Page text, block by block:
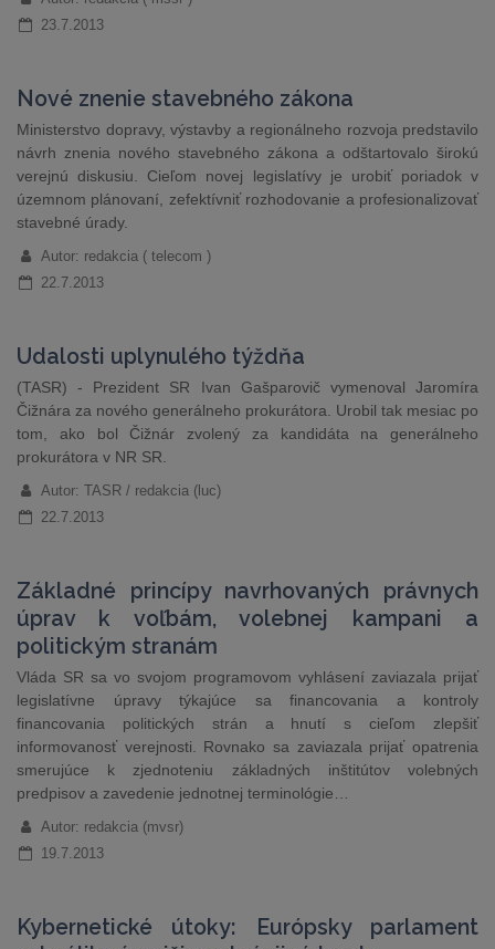
23.7.2013
Nové znenie stavebného zákona
Ministerstvo dopravy, výstavby a regionálneho rozvoja predstavilo
návrh znenia nového stavebného zákona a odštartovalo širokú
verejnú diskusiu. Cieľom novej legislatívy je urobiť poriadok v
územnom plánovaní, zefektívniť rozhodovanie a profesionalizovať
stavebné úrady.
Autor: redakcia ( telecom )
22.7.2013
Udalosti uplynulého týždňa
(TASR) - Prezident SR Ivan Gašparovič vymenoval Jaromíra
Čižnára za nového generálneho prokurátora. Urobil tak mesiac po
tom, ako bol Čižnár zvolený za kandidáta na generálneho
prokurátora v NR SR.
Autor: TASR / redakcia (luc)
22.7.2013
Základné princípy navrhovaných právnych
úprav k voľbám, volebnej kampani a
politickým stranám
Vláda SR sa vo svojom programovom vyhlásení zaviazala prijať
legislatívne úpravy týkajúce sa financovania a kontroly
financovania politických strán a hnutí s cieľom zlepšiť
informovanosť verejnosti. Rovnako sa zaviazala prijať opatrenia
smerujúce k zjednoteniu základných inštitútov volebných
predpisov a zavedenie jednotnej terminológie…
Autor: redakcia (mvsr)
19.7.2013
Kybernetické útoky: Európsky parlament